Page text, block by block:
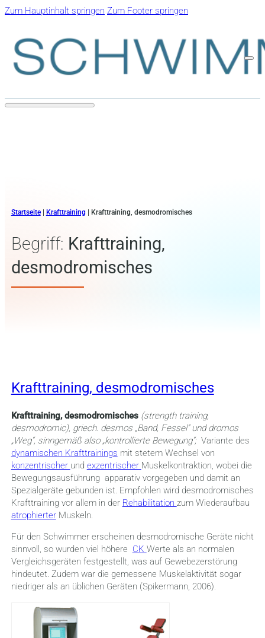
Zum Hauptinhalt springen Zum Footer springen
Startseite| Krafttraining Krafttraining, desmodromisches
Begriff: Krafttraining,
desmodromisches
Krafttraining, desmodromisches
Krafttraining, desmodromisches (strength training,
desmodromic), griech. desmos „Band, Fessel“ und dromos
„Weg“, sinngemäß also „kontrollierte Bewegung“; Variante des
dynamischen Krafttrainings mit stetem Wechsel von
konzentrischer und exzentrischer Muskelkontraktion, wobei die
Bewegungsausführung apparativ vorgegeben und damit an
Spezialgeräte gebunden ist. Empfohlen wird desmodromisches
Krafttraining vor allem in der Rehabilitation zum Wiederaufbau
atrophierterMuskeln.
Für den Schwimmer erscheinen desmodromische Geräte nicht
sinnvoll, so wurden viel höhere CK Werte als an normalen
Vergleichsgeräten festgestellt, was auf Gewebezerstörung
hindeutet. Zudem war die gemessene Muskelaktivität sogar
niedriger als an üblichen Geräten (Spikermann, 2006).